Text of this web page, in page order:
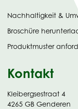
Nachhaltigkeit &
Broschüre
Produktmuster
Kontakt
Kleibergsestraat 4
4265 GB Genderen